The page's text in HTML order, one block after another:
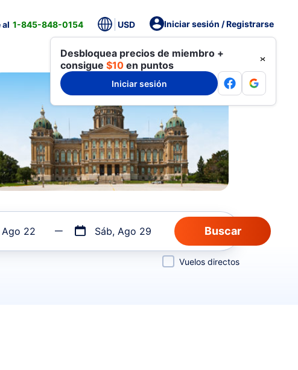
al 1-845-848-0154 USD Iniciar sesión / Registrarse
Desbloquea precios de miembro +
consigue $10 en puntos
Iniciar sesión
Ago 22 Sáb, Ago 29
Vuelos directos